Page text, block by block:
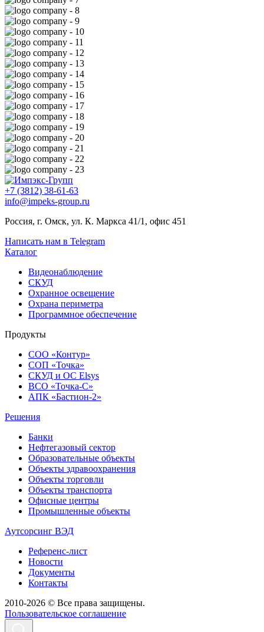
+7 (3812) 38-61-63
info@impeks-group.ru
Россия, г. Омск, ул. К. Маркса 41/1, офис 451
Написать нам в Telegram
Каталог
Видеонаблюдение
СКУД
Охранное освещение
Охрана периметра
Программное обеспечение
Продукты
СОО «Контур»
СОП «Точка»
СКУД и ОС Elsys
ВСО «Точка-С»
АПК «Бастион-2»
Решения
Банки
Нефтегазовый сектор
Образовательные объекты
Объекты здравоохранения
Объекты торговли
Объекты транспорта
Офисные центры
Промышленные объекты
Аутсорсинг ВЭД
Референс-лист
Новости
Документы
Контакты
2010-2026 © Все права защищены.
Пользовательское соглашение